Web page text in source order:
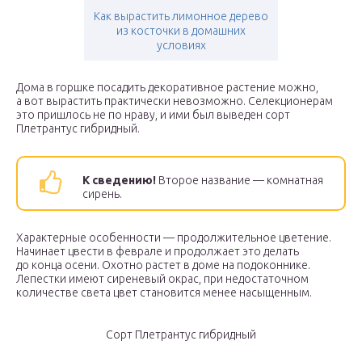
Как вырастить лимонное дерево
из косточки в домашних
условиях
Дома в горшке посадить декоративное растение можно,
а вот вырастить практически невозможно. Селекционерам
это пришлось не по нраву, и ими был выведен сорт
Плетрантус гибридный.
К сведению! Второе название — комнатная
сирень.
Характерные особенности — продолжительное цветение.
Начинает цвести в феврале и продолжает это делать
до конца осени. Охотно растет в доме на подоконнике.
Лепестки имеют сиреневый окрас, при недостаточном
количестве света цвет становится менее насыщенным.
Сорт Плетрантус гибридный